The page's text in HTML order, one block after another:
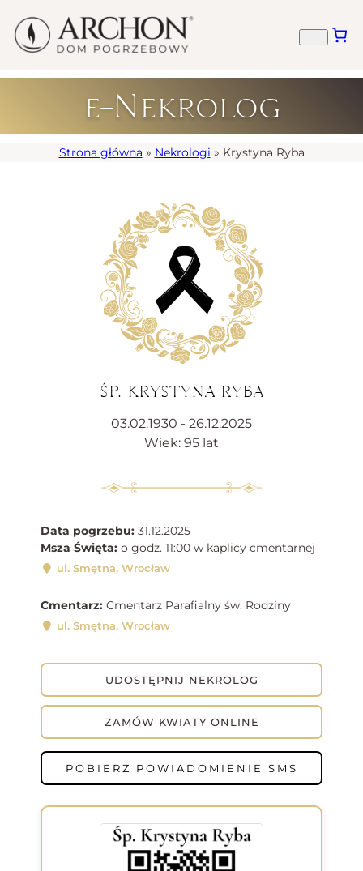
e-Nekrolog
Strona główna » Nekrologi » Krystyna Ryba
ŚP. KRYSTYNA RYBA
03.02.1930 - 26.12.2025
Wiek: 95 lat
Data pogrzebu: 31.12.2025
Msza Święta: o godz. 11:00 w kaplicy cmentarnej
ul. Smętna, Wrocław
Cmentarz: Cmentarz Parafialny św. Rodziny
ul. Smętna, Wrocław
UDOSTĘPNIJ NEKROLOG
ZAMÓW KWIATY ONLINE
POBIERZ POWIADOMIENIE SMS